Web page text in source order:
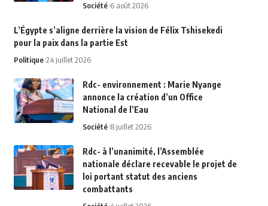
Société 6 août 2026
L’Égypte s’aligne derrière la vision de Félix Tshisekedi
pour la paix dans la partie Est
Politique 24 juillet 2026
Rdc- environnement : Marie Nyange
annonce la création d’un Office
National de l’Eau
Société 8 juillet 2026
Rdc- à l’unanimité, l’Assemblée
nationale déclare recevable le projet de
loi portant statut des anciens
combattants